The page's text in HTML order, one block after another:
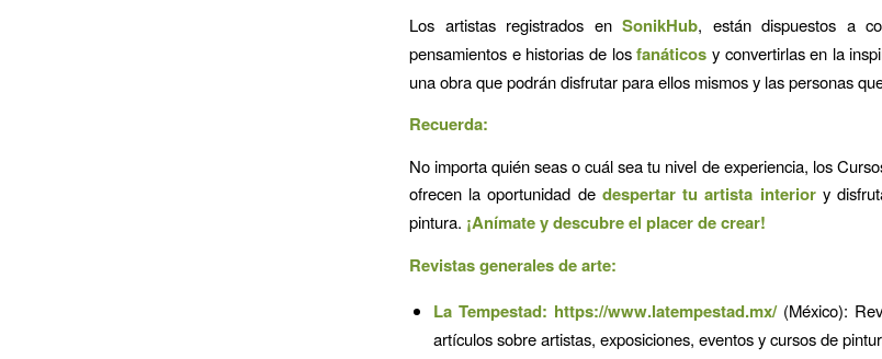
Los artistas registrados en SonikHub, están dispuestos a
pensamientos e historias de losfanáticos y convertirlas en la
una obra que podrán disfrutar para ellos mismos y las personas
Recuerda:
No importa quién seas o cuál sea tu nivel de experiencia, los
ofrecen la oportunidad de despertar tu artista interiory
pintura. ¡Anímate y descubre el placer de crear!
Revistas generales de arte:
La Tempestad: https://www.latempestad.mx/(México):
artículos sobre artistas, exposiciones, eventos y cursos de